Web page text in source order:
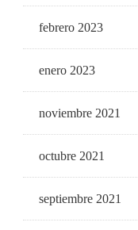
febrero 2023
enero 2023
noviembre 2021
octubre 2021
septiembre 2021